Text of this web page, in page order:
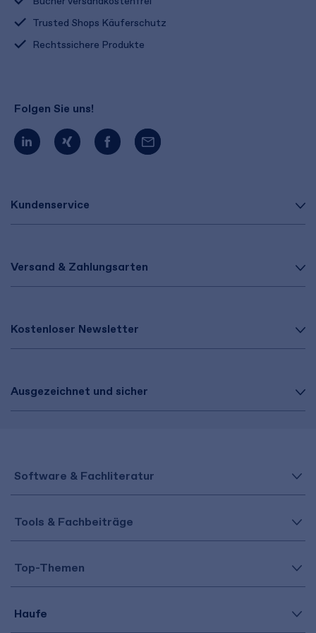
Kundenservice
Versand & Zahlungsarten
Kostenloser Newsletter
Ausgezeichnet und sicher
Trusted Shops Käuferschutz
Rechtssichere Produkte
Folgen Sie uns!
Software & Fachliteratur
Tools & Fachbeiträge
Top-Themen
Haufe